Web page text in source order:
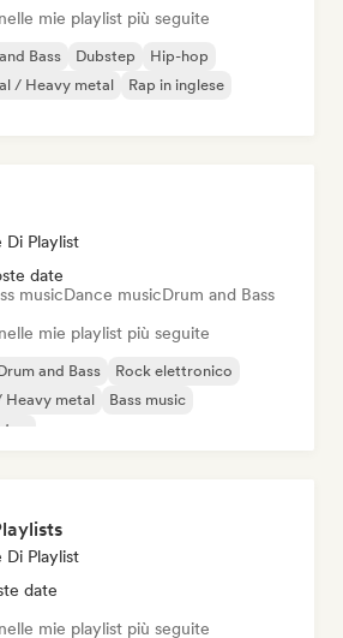
mie playlist più seguite
Bass Dubstep
Hip-hop
/ Heavy metal
Rap in inglese
Di Playlist
date
musicDance musicDrum and Bass
mie playlist più seguite
and Bass
Rock elettronico
Heavy metal
Bass music
Di Playlist
date
mie playlist più seguite